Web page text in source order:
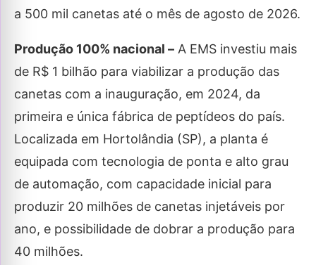
a 500 mil canetas até o mês de agosto de 2026.
Produção 100% nacional – A EMS investiu mais
de R$ 1 bilhão para viabilizar a produção das
canetas com a inauguração, em 2024, da
primeira e única fábrica de peptídeos do país.
Localizada em Hortolândia (SP), a planta é
equipada com tecnologia de ponta e alto grau
de automação, com capacidade inicial para
produzir 20 milhões de canetas injetáveis por
ano, e possibilidade de dobrar a produção para
40 milhões.